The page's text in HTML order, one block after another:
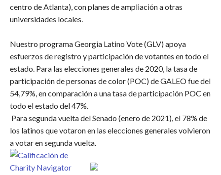
centro de Atlanta), con planes de ampliación a otras
universidades locales.
Nuestro programa Georgia Latino Vote (GLV) apoya
esfuerzos de registro y participación de votantes en todo el
estado. Para las elecciones generales de 2020, la tasa de
participación de personas de color (POC) de GALEO fue del
54,79%, en comparación a una tasa de participación POC en
todo el estado del 47%.
Para segunda vuelta del Senado (enero de 2021), el 78% de
los latinos que votaron en las elecciones generales volvieron
a votar en segunda vuelta.